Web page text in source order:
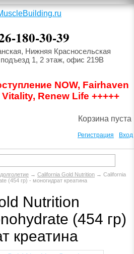
180-30-39
Нижняя Красносельская
1, 2 этаж, офис 219В
NOW, Fairhaven
Renew Life +++++
Корзина пуста
Регистрация Вход
→ California Gold Nutrition → California
(454 гр) - моногидрат креатина
Nutrition
(454 гр)
креатина